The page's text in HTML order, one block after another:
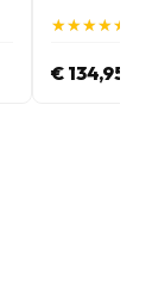
★
★★
★★
★★
★★
★
€ 134,95